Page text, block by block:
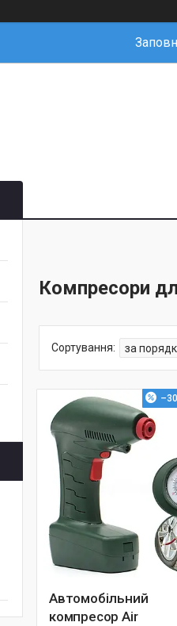
Компресори
Автомобільний
компресор Air